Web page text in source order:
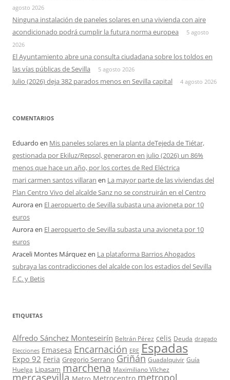
agosto 2026
Ninguna instalación de paneles solares en una vivienda con aire
acondicionado podrá cumplir la futura norma europea
5 agosto
2026
El Ayuntamiento abre una consulta ciudadana sobre los toldos en
las vías públicas de Sevilla
5 agosto 2026
Julio (2026) deja 382 parados menos en Sevilla capital 4 agosto 2026
COMENTARIOS
Eduardo en Mis paneles solares en la planta deTejeda de Tiétar,
gestionada por Ekiluz/Repsol, generaron en julio (2026) un 86%
menos que hace un año, por los cortes de Red Eléctrica
mari carmen santos villaran en La mayor parte de las viviendas del
Plan Centro Vivo del alcalde Sanz no se construirán en el Centro
Auroraen El aeropuerto de Sevilla subasta una avioneta por 10
euros
Auroraen El aeropuerto de Sevilla subasta una avioneta por 10
euros
Araceli Montes Márquezen La plataforma Barrios Ahogados
subraya las contradicciones del alcalde con los estadios del Sevilla
F.C. y Betis
ETIQUETAS
Alfredo Sánchez Monteseirín Beltrán Pérez celis Deuda dragado
Elecciones Emasesa Encarnación ERE Espadas
Expo 92 Feria Gregorio Serrano Griñán Guadalquivir Guía
Huelga Lipasam marchena Maximiliano Vílchez
mercasevilla metropol